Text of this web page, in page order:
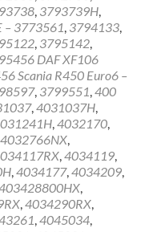
, 3793739H,
– 3773561, 3794133,
, 3795142,
DAF XF106
Scania R450 Euro6 –
, 3799551,400
,4031037H,
,4032170,
4032766NX,
,4034119,
,4034177,4034209,
,
,4034290RX,
,4045034,